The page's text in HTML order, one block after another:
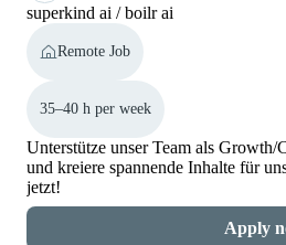
superkind ai / boilr ai
Remote Job
35–40 h per week
Unterstütze unser Team als
und kreiere spannende Inhalte für
jetzt!
Apply